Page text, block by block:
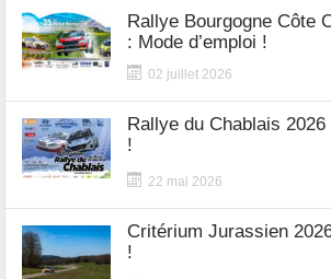
Rallye Bourgogne Côte
: Mode d’emploi !
02 juillet 2026
Rallye du Chablais 2026
!
22 mai 2026
Critérium Jurassien
!